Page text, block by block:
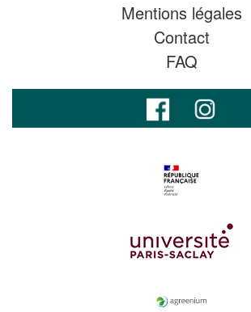
Mentions légales
Contact
FAQ